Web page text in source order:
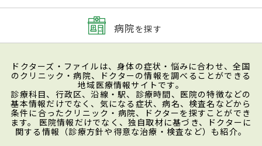
病院を探す
ドクターズ・ファイルは、身体の症状・悩みに合わせ、全国
のクリニック・病院、ドクターの情報を調べることができる
地域医療情報サイトです。
診療科目、行政区、沿線・駅、診療時間、医院の特徴などの
基本情報だけでなく、気になる症状、病名、検査名などから
条件に合ったクリニック・病院、ドクターを探すことができ
ます。 医院情報だけでなく、独自取材に基づき、ドクターに
関する情報（診療方針や得意な治療・検査など）も紹介。